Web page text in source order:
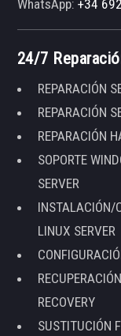
WhatsApp:+34
24/7
REPARACIÓN
REPARACIÓN
REPARACIÓN
SOPORTE
SERVER
INSTALACIÓN/
LINUX SERVER
RECOVERY
SUSTITUCIÓN